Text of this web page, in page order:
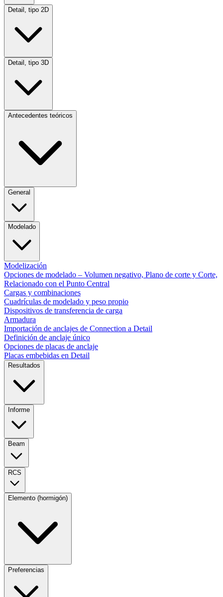
Detail, tipo 2D
Detail, tipo 3D
Antecedentes teóricos
General
Modelado
Modelización
Opciones de modelado – Volumen negativo, Plano de corte y Corte,
Relacionado con el Punto Central
Cargas y combinaciones
Cuadrículas de modelado y peso propio
Dispositivos de transferencia de carga
Armadura
Importación de anclajes de Connection a Detail
Definición de anclaje único
Opciones de placas de anclaje
Placas embebidas en Detail
Resultados
Informe
Beam
RCS
Elemento (hormigón)
Preferencias